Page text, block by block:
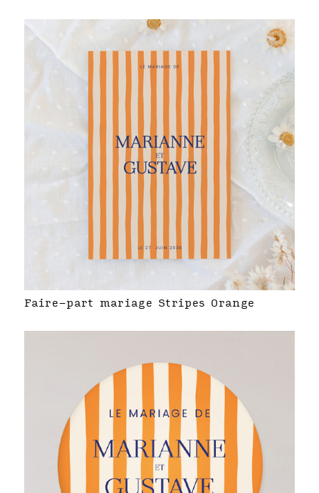
Faire-part mariage Stripes Orange